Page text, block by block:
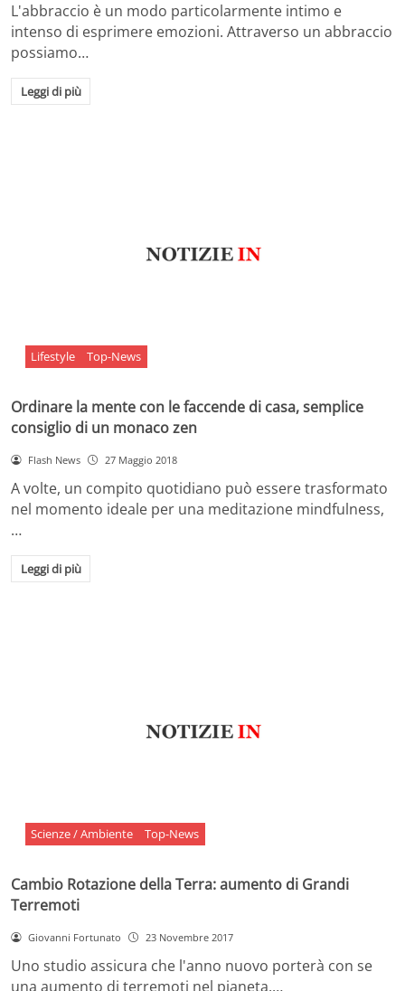
L'abbraccio è un modo particolarmente intimo e
intenso di esprimere emozioni. Attraverso un abbraccio
possiamo…
Leggi di più
Lifestyle Top-News
Ordinare la mente con le faccende di casa, semplice
consiglio di un monaco zen
Flash News 27 Maggio 2018
A volte, un compito quotidiano può essere trasformato
nel momento ideale per una meditazione mindfulness,
…
Leggi di più
Scienze / Ambiente Top-News
Cambio Rotazione della Terra: aumento di Grandi
Terremoti
Giovanni Fortunato 23 Novembre 2017
Uno studio assicura che l'anno nuovo porterà con se
una aumento di terremoti nel pianeta.…